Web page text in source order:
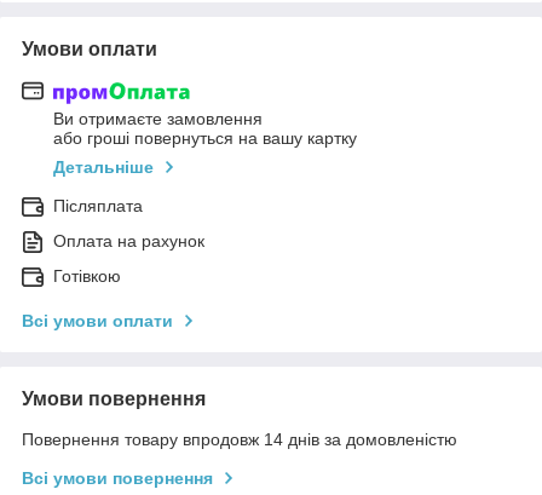
Умови оплати
Ви отримаєте замовлення
або гроші повернуться на вашу картку
Детальніше
Післяплата
Оплата на рахунок
Готівкою
Всі умови оплати
Умови повернення
Повернення товару впродовж 14 днів за домовленістю
Всі умови повернення